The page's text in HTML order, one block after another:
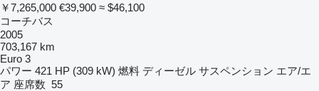
￥7,265,000 €39,900 ≈ $46,100
コーチバス
2005
703,167 km
Euro 3
パワー 421 HP (309 kW) 燃料 ディーゼル サスペンション エア/エ
ア 座席数 55